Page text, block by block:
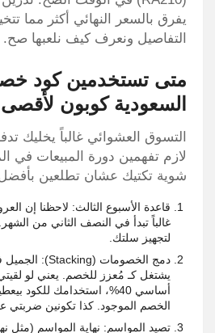
يفرق بالسعر النهائي أكثر مما
التفاصيل ونعرف كيف نلعبها صح.
متى تستخدمين كود
السعودية كوبون
التسوق العشوائي غالباً يخليك
لازم تفهمين دورة المبيعات في
شوية تكتيك عشان تطلعين
غالباً تبدأ في النصف الثاني من
لتجهيز سلتك.
يشتغل كـ مُعزز للخصم. يعني لو
أساسي 40%، استخدامك
الخصم الموجود. كذا تكونين ضربتي
تصيد المواسم: نهاية المواسم (مثل